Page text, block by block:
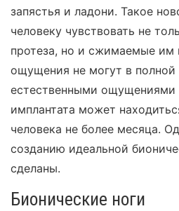
запястья и ладони. Такое
человеку чувствовать не
протеза, но и сжимаемые им
ощущения не могут в полной
естественными ощущениями
имплантата может
человека не более месяца.
созданию идеальной
сделаны.
Бионические ноги